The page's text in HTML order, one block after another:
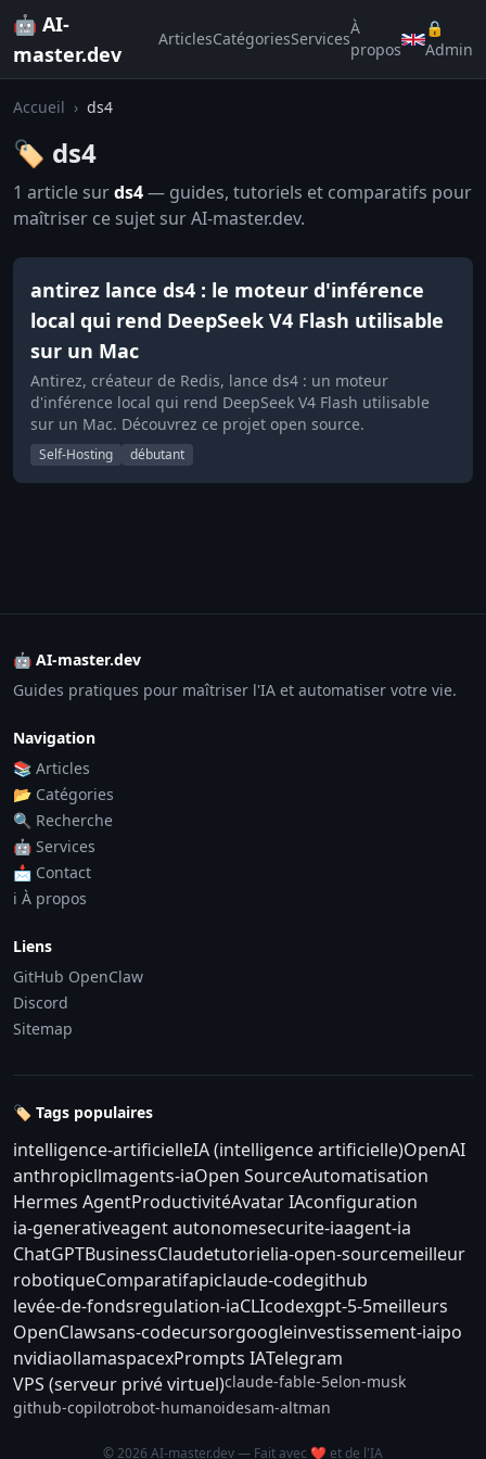
🤖 AI-
master.dev
ArticlesCatégoriesServices
À
propos
🔒
Admin
Accueil › ds4
🏷️ ds4
1 article surds4— guides, tutoriels et comparatifs pour
maîtriser ce sujet sur AI-master.dev.
antirez lance ds4 : le moteur d'inférence
local qui rend DeepSeek V4 Flash utilisable
sur un Mac
Antirez, créateur de Redis, lance ds4 : un moteur
d'inférence local qui rend DeepSeek V4 Flash utilisable
sur un Mac. Découvrez ce projet open source.
Self-Hosting débutant
🤖 AI-master.dev
Guides pratiques pour maîtriser l'IA et automatiser votre vie.
Navigation
📚 Articles
📂 Catégories
🔍 Recherche
🤖 Services
📩 Contact
ℹ️ À propos
Liens
GitHub OpenClaw
Discord
Sitemap
🏷️ Tags populaires
intelligence-artificielleIA (intelligence artificielle)OpenAI
anthropicllmagents-iaOpen SourceAutomatisation
Hermes AgentProductivitéAvatar IAconfiguration
ia-generativeagent autonomesecurite-iaagent-ia
ChatGPTBusinessClaudetutorielia-open-sourcemeilleur
robotiqueComparatifapiclaude-codegithub
levée-de-fondsregulation-iaCLIcodexgpt-5-5meilleurs
OpenClawsans-codecursorgoogleinvestissement-iaipo
nvidiaollamaspacexPrompts IATelegram
VPS (serveur privé virtuel)claude-fable-5elon-musk
github-copilotrobot-humanoidesam-altman
© 2026 AI-master.dev — Fait avec ❤️ et de l'IA